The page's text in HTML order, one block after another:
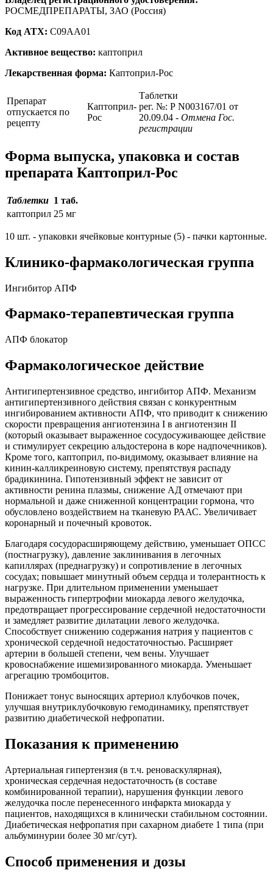
РОСМЕДПРЕПАРАТЫ, ЗАО (Россия)
Код ATX: C09AA01
Активное вещество: каптоприл
Лекарственная форма: Каптоприл-Рос
Препарат
отпускается по
рецепту
Каптоприл-
Рос
Таблетки
рег. №: Р N003167/01 от
20.09.04 - Отмена Гос.
регистрации
Форма выпуска, упаковка и состав
препарата Каптоприл-Рос
Таблетки 1 таб.
каптоприл 25 мг
10 шт. - упаковки ячейковые контурные (5) - пачки картонные.
Клинико-фармакологическая группа
Ингибитор АПФ
Фармако-терапевтическая группа
АПФ блокатор
Фармакологическое действие
Антигипертензивное средство, ингибитор АПФ. Механизм
антигипертензивного действия связан с конкурентным
ингибированием активности АПФ, что приводит к снижению
скорости превращения ангиотензина I в ангиотензин II
(который оказывает выраженное сосудосуживающее действие
и стимулирует секрецию альдостерона в коре надпочечников).
Кроме того, каптоприл, по-видимому, оказывает влияние на
кинин-калликреиновую систему, препятствуя распаду
брадикинина. Гипотензивный эффект не зависит от
активности ренина плазмы, снижение АД отмечают при
нормальной и даже сниженной концентрации гормона, что
обусловлено воздействием на тканевую РААС. Увеличивает
коронарный и почечный кровоток.
Благодаря сосудорасширяющему действию, уменьшает ОПСС
(постнагрузку), давление заклинивания в легочных
капиллярах (преднагрузку) и сопротивление в легочных
сосудах; повышает минутный объем сердца и толерантность к
нагрузке. При длительном применении уменьшает
выраженность гипертрофии миокарда левого желудочка,
предотвращает прогрессирование сердечной недостаточности
и замедляет развитие дилатации левого желудочка.
Способствует снижению содержания натрия у пациентов с
хронической сердечной недостаточностью. Расширяет
артерии в большей степени, чем вены. Улучшает
кровоснабжение ишемизированного миокарда. Уменьшает
агрегацию тромбоцитов.
Понижает тонус выносящих артериол клубочков почек,
улучшая внутриклубочковую гемодинамику, препятствует
развитию диабетической нефропатии.
Показания к применению
Артериальная гипертензия (в т.ч. реноваскулярная),
хроническая сердечная недостаточность (в составе
комбинированной терапии), нарушения функции левого
желудочка после перенесенного инфаркта миокарда у
пациентов, находящихся в клинически стабильном состоянии.
Диабетическая нефропатия при сахарном диабете 1 типа (при
альбуминурии более 30 мг/сут).
Способ применения и дозы